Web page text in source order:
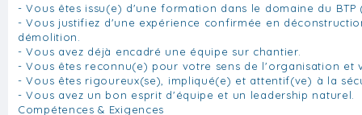
- Vous êtes issu(e) d'une formation dans le domaine du BTP
- Vous justifiez d'une expérience confirmée en
démolition.
- Vous avez déjà encadré une équipe sur chantier.
- Vous êtes reconnu(e) pour votre sens de l'organisation et
- Vous êtes rigoureux(se), impliqué(e) et attentif(ve) à la
- Vous avez un bon esprit d'équipe et un leadership naturel.
Compétences & Exigences